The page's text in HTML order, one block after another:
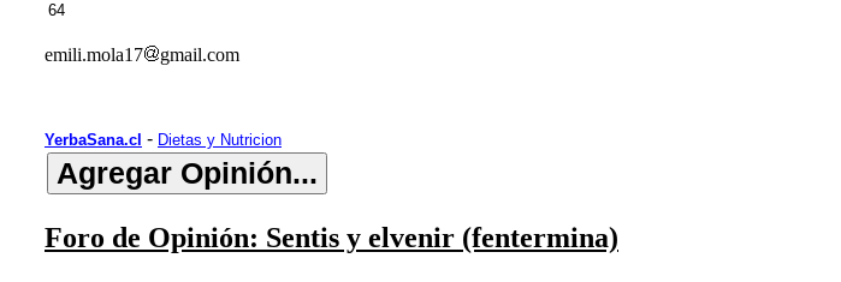
64
emili.mola17 gmail.com
YerbaSana.cl - Dietas y Nutricion
Foro de Opinión: Sentis y elvenir (fentermina)